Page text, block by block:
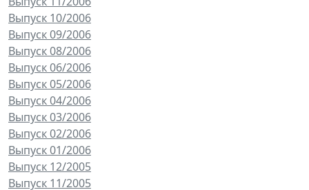
Выпуск 10/2006
Выпуск 09/2006
Выпуск 08/2006
Выпуск 06/2006
Выпуск 05/2006
Выпуск 04/2006
Выпуск 03/2006
Выпуск 02/2006
Выпуск 01/2006
Выпуск 12/2005
Выпуск 11/2005